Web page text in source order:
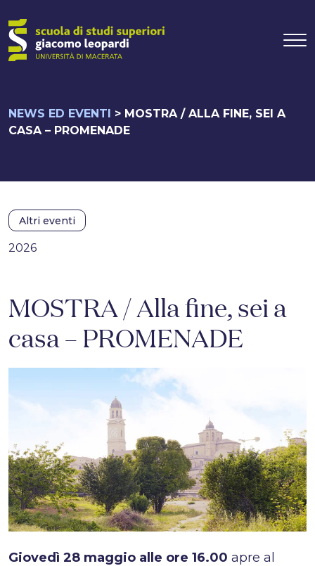
Navigazione
NEWS ED EVENTI > MOSTRA / ALLA FINE, SEI A
CASA – PROMENADE
Altri eventi
2026
MOSTRA / Alla fine, sei a
casa – PROMENADE
Giovedì 28 maggio alle ore 16.00 apre al